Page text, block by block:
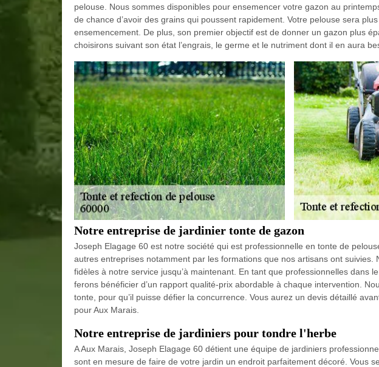
pelouse. Nous sommes disponibles pour ensemencer votre gazon au
de chance d’avoir des grains qui poussent rapidement. Votre pelouse sera
ensemencement. De plus, son premier objectif est de donner un gazon plus
choisirons suivant son état l’engrais, le germe et le nutriment dont il en aura
Notre entreprise de jardinier tonte de gazon
Joseph Elagage 60 est notre société qui est professionnelle en tonte de
autres entreprises notamment par les formations que nos artisans ont suivies.
fidèles à notre service jusqu’à maintenant. En tant que professionnelles dans
ferons bénéficier d’un rapport qualité-prix abordable à chaque intervention.
tonte, pour qu’il puisse défier la concurrence. Vous aurez un devis détaillé
pour Aux Marais.
Notre entreprise de jardiniers pour tondre l'herbe
A Aux Marais, Joseph Elagage 60 détient une équipe de jardiniers
sont en mesure de faire de votre jardin un endroit parfaitement décoré. Vous